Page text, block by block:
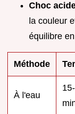
Choc
la couleur
équilibre
Méthode
À l'eau